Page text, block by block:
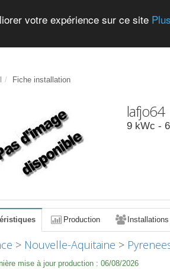
votre expérience sur ce site
Fiche installation
lafjo64
9 kWc -
Production
> Nouvelle-Aquitaine >
mise à jour production : 06/08/2026